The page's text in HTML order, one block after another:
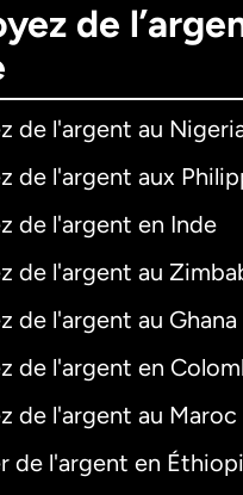
de
de l'argent au
de l'argent aux
de l'argent en Inde
de l'argent au
de l'argent au Ghana
de l'argent en
de l'argent au Maroc
de l'argent en